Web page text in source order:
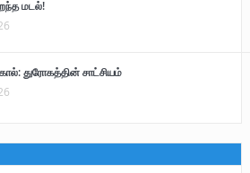
மடல்!
துரோகத்தின் சாட்சியம்